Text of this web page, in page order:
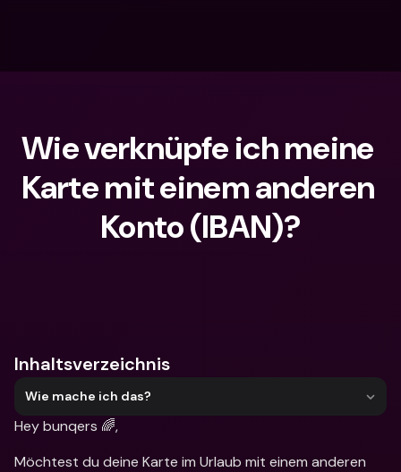
Wie verknüpfe ich meine
Karte mit einem anderen
Konto (IBAN)?
Inhaltsverzeichnis
Wie mache ich das?
Hey bunqers 🌈,
Möchtest du deine Karte im Urlaub mit einem anderen